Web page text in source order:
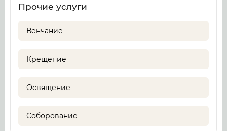
Прочие услуги
Венчание
Крещение
Освящение
Соборование